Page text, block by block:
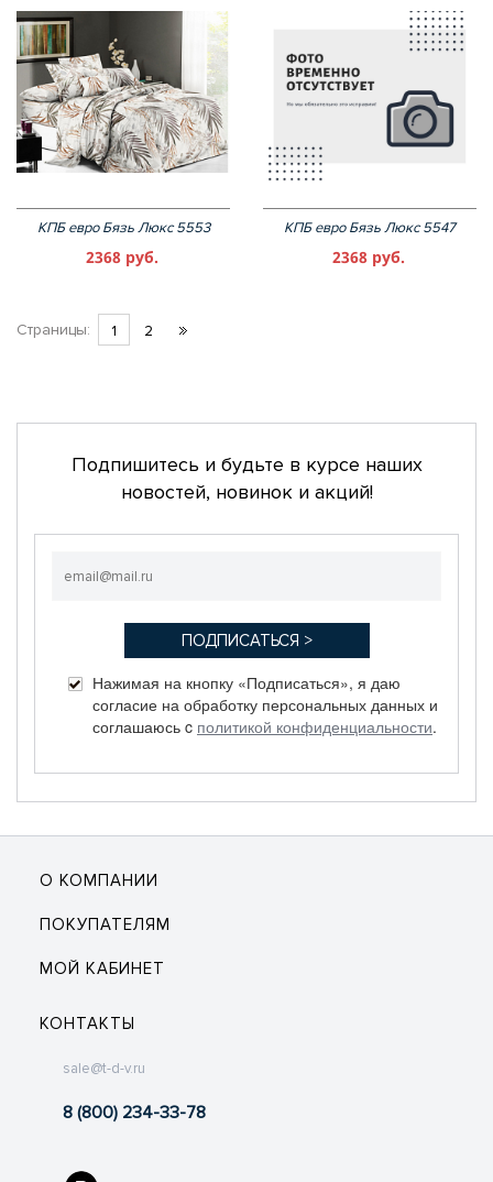
КПБ евро Бязь Люкс 5553
2368 руб.
КПБ евро Бязь Люкс 5547
2368 руб.
Страницы: 1 2
Подпишитесь и будьте в курсе наших
новостей, новинок и акций!
Нажимая на кнопку «Подписаться», я даю
согласие на обработку персональных данных и
соглашаюсь c политикой конфиденциальности.
О КОМПАНИИ
ПОКУПАТЕЛЯМ
МОЙ КАБИНЕТ
КОНТАКТЫ
sale@t-d-v.ru
8 (800) 234-33-78